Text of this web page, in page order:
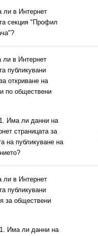
ли в Интернет
секция "Профил
в Интернет
публикувани
откриване на
по обществени
Има ли данни на
страницата за
на публикуване на
в Интернет
публикувани
за обществени
Има ли данни на